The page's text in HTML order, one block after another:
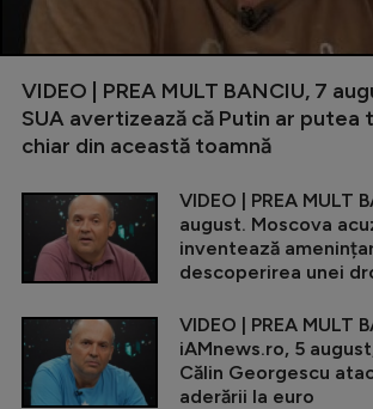
VIDEO | PREA MULT BANCIU, 7
SUA avertizează că Putin ar putea
chiar din această toamnă
VIDEO | PREA MULT
august. Moscova
inventează
descoperirea unei
VIDEO | PREA MULT
iAMnews.ro, 5
Călin Georgescu
aderării la euro